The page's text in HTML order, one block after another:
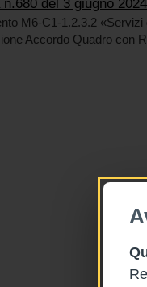
n.680 del 3 giugno 2024
M6-C1-1.2.3.2
Accordo Quadro con